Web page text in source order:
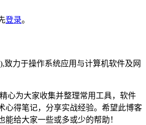
登录。
致力于操作系统应用与计算机软件及网
心为大家收集并整理常用工具，软件
心得笔记，分享实战经验。希望此博客
能给大家一些或多或少的帮助！